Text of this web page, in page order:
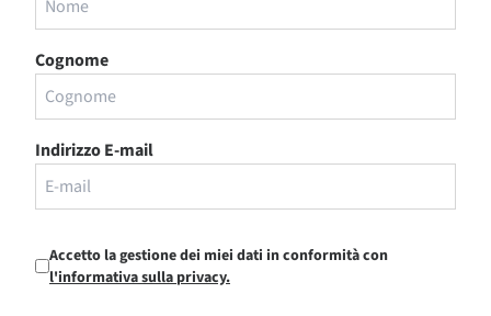
Cognome
Indirizzo E-mail
Accetto la gestione dei miei dati in conformità con
l'informativa sulla privacy.